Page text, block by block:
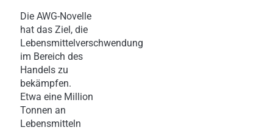
Die AWG-Novelle
hat das Ziel, die
Lebensmittelverschwendung
im Bereich des
Handels zu
bekämpfen.
Etwa eine Million
Tonnen an
Lebensmitteln